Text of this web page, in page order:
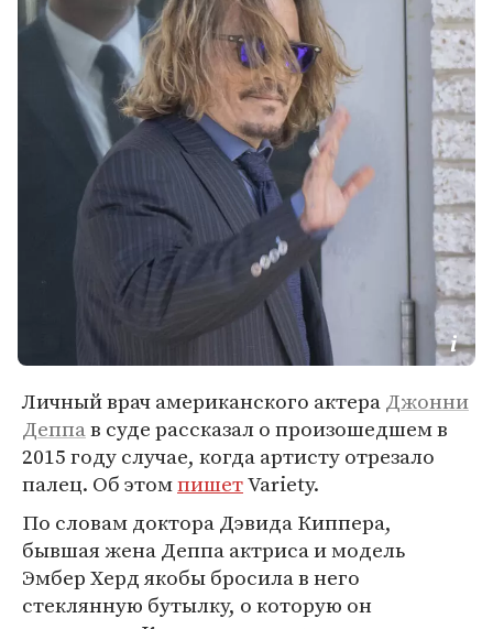
Личный врач американского актераДжонни
Деппав суде рассказал о произошедшем в
2015 году случае, когда артисту отрезало
палец. Об этомпишетVariety.
По словам доктора Дэвида Киппера,
бывшая жена Деппа актриса и модель
Эмбер Херд якобы бросила в него
стеклянную бутылку, о которую он